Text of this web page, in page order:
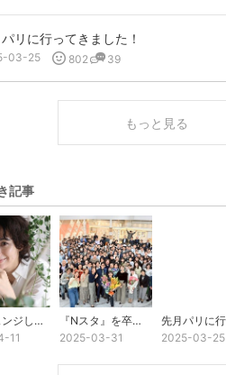
リに行ってきました！
03-25 802 39
もっと見る
記事
ヘアチェンジしたよ！
11
『Nスタ』を卒業しました！
2025-03-31
2025-03-25